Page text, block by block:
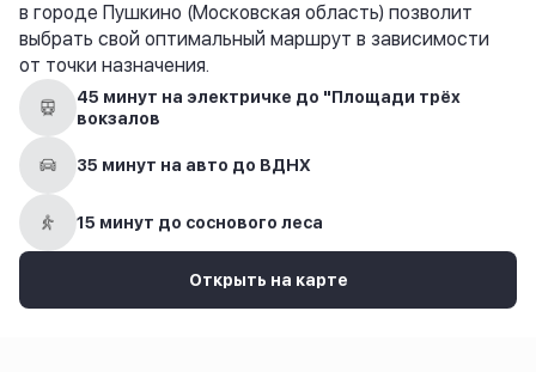
в городе Пушкино (Московская область) позволит
выбрать свой оптимальный маршрут в зависимости
от точки назначения.
45 минут на электричке до "Площади трёх
вокзалов
35 минут на авто до ВДНХ
15 минут до соснового леса
Открыть на карте